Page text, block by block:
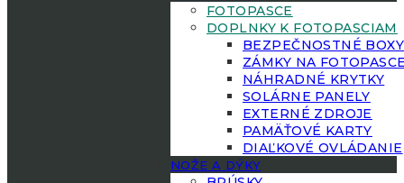
FOTOPASCE
DOPLNKY K FOTOPASCIAM
BEZPEČNOSTNÉ BOXY
ZÁMKY NA
NÁHRADNÉ KRYTKY
SOLÁRNE PANELY
EXTERNÉ ZDROJE
PAMÄŤOVÉ KARTY
DIAĽKOVÉ OVLÁDANIE
NOŽE A DÝKY